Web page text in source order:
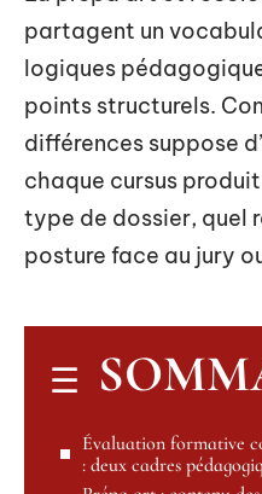
partagent un
logiques
points structurels.
différences suppose
chaque cursus
type de dossier, quel
posture face au jury
Évaluation formative
: deux cadres